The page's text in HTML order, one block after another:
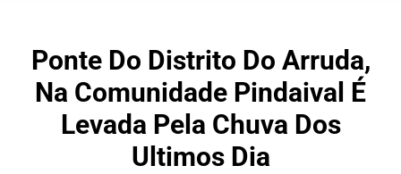
Ponte Do Distrito Do Arruda,
Na Comunidade Pindaival É
Levada Pela Chuva Dos
Ultimos Dia